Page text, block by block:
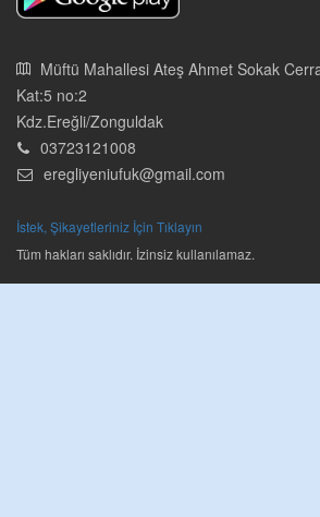
03723121008
eregliyeniufuk@gmail.com
Tüm hakları saklıdır. İzinsiz kullanılamaz.